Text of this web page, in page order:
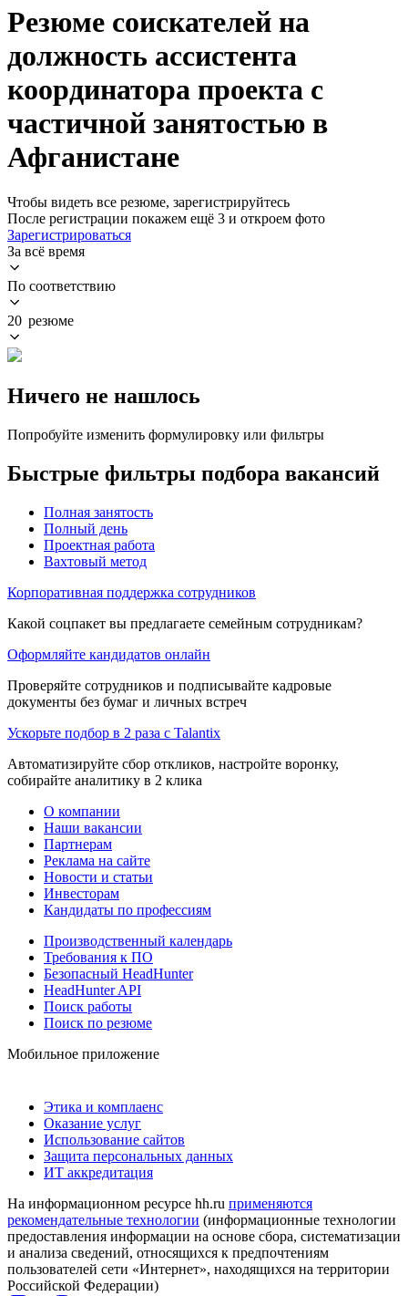
Резюме соискателей на
должность ассистента
координатора проекта с
частичной занятостью в
Афганистане
Чтобы видеть все резюме, зарегистрируйтесь
После регистрации покажем ещё 3 и откроем фото
Зарегистрироваться
За всё время
По соответствию
20 резюме
Ничего не нашлось
Попробуйте изменить формулировку или фильтры
Быстрые фильтры подбора вакансий
Полная занятость
Полный день
Проектная работа
Вахтовый метод
Корпоративная поддержка сотрудников
Какой соцпакет вы предлагаете семейным сотрудникам?
Оформляйте кандидатов онлайн
Проверяйте сотрудников и подписывайте кадровые
документы без бумаг и личных встреч
Ускорьте подбор в 2 раза с Talantix
Автоматизируйте сбор откликов, настройте воронку,
собирайте аналитику в 2 клика
О компании
Наши вакансии
Партнерам
Реклама на сайте
Новости и статьи
Инвесторам
Кандидаты по профессиям
Производственный календарь
Требования к ПО
Безопасный HeadHunter
HeadHunter API
Поиск работы
Поиск по резюме
Мобильное приложение
Этика и комплаенс
Оказание услуг
Использование сайтов
Защита персональных данных
ИТ аккредитация
На информационном ресурсе hh.ru применяются
рекомендательные технологии (информационные технологии
предоставления информации на основе сбора, систематизации
и анализа сведений, относящихся к предпочтениям
пользователей сети «Интернет», находящихся на территории
Российской Федерации)